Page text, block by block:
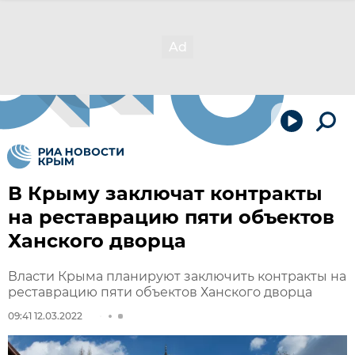
В Крыму заключат контракты
на реставрацию пяти объектов
Ханского дворца
Власти Крыма планируют заключить контракты на
реставрацию пяти объектов Ханского дворца
09:41 12.03.2022